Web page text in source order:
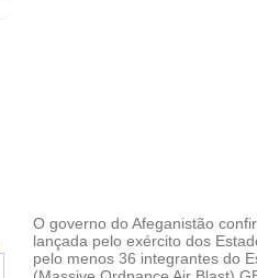
O governo do Afeganistão
lançada pelo exército dos
pelo menos 36 integrantes do